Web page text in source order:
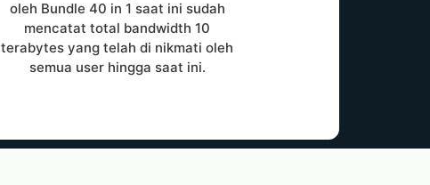
oleh Bundle 40 in 1 saat ini sudah
mencatat total bandwidth 10
terabytes yang telah di nikmati oleh
semua user hingga saat ini.